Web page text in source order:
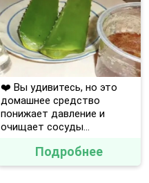
❤️ Вы удивитесь, но это
домашнее средство
понижает давление и
очищает сосуды...
Подробнее